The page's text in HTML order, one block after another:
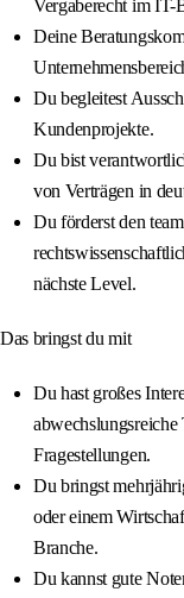
Vergaberecht im IT-
Deine
Du begleitest
Kundenprojekte.
Du bist
von Verträgen in
Du förderst den
nächste Level.
Das bringst du mit
Du hast großes
Fragestellungen.
Du bringst
oder einem
Branche.
Du kannst gute